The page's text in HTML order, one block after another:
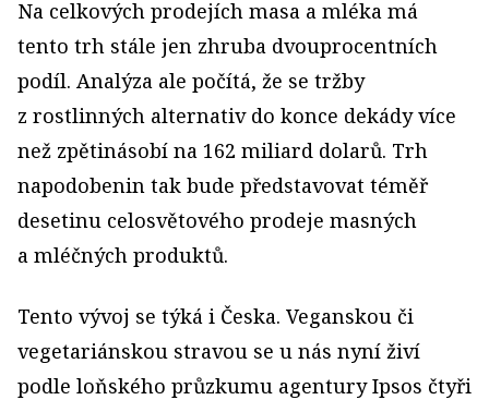
Na celkových prodejích masa a mléka má
tento trh stále jen zhruba dvouprocentních
podíl. Analýza ale počítá, že se tržby
z rostlinných alternativ do konce dekády více
než zpětinásobí na 162 miliard dolarů. Trh
napodobenin tak bude představovat téměř
desetinu celosvětového prodeje masných
a mléčných produktů.
Tento vývoj se týká i Česka. Veganskou či
vegetariánskou stravou se u nás nyní živí
podle loňského průzkumu agentury Ipsos čtyři